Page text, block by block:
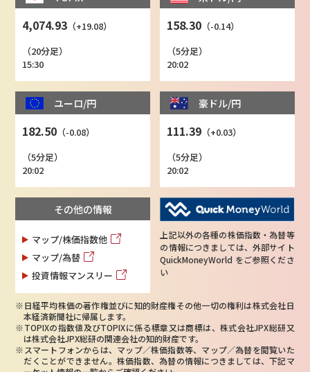
4,074.93 （+19.08）
（20分足）
15:30
158.30 （-0.14）
（5分足）
20:02
ユーロ/円
182.50 （-0.08）
（5分足）
20:02
豪ドル/円
111.39 （+0.03）
（5分足）
20:02
その他の情報
マップ/株価指数他
マップ/為替
投資情報マンスリー
上記以外の各種の株価指数・為替等
の情報につきましては、外部サイト
QuickMoneyWorld をご参照くださ
い
日経平均株価の著作権並びに知的財産権その他一切の権利は株式会社日
本経済新聞社に帰属します。
TOPIXの指数値及びTOPIXに係る標章又は商標は、株式会社JPX総研又
は株式会社JPX総研の関連会社の知的財産です。
スマートフォンからは、マップ／株価指数等、マップ／為替を閲覧いた
だくことができません。株価指数、為替の情報につきましては、下記マ